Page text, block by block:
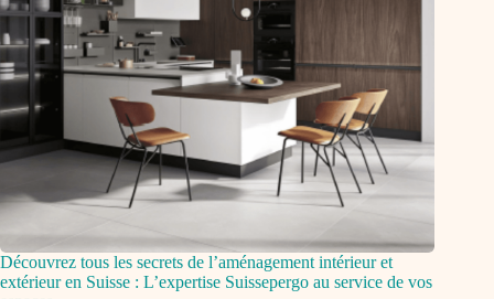
Découvrez tous les secrets de l’aménagement intérieur et
extérieur en Suisse : L’expertise Suissepergo au service de vos